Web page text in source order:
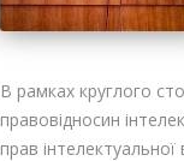
В рамках круглого
правовідносин
прав